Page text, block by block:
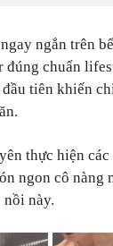
ngắn trên
đúng chuẩn
tiên khiến
thực hiện
ngon cô nàng
nồi này.